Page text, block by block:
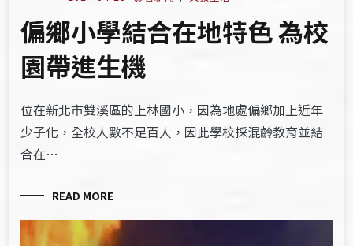
偏鄉小學結合在地特色 為校
園帶進生機
位在新北市雙溪區的上林國小，因為地處偏鄉加上近年
少子化，全校人數不足百人，因此學校採混齡教育並結
合在…
READ MORE